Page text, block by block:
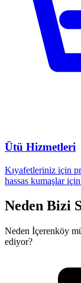
Ütü Hizmetleri
Kıyafetleriniz için
hassas kumaşlar
Neden Bizi
Neden İçerenköy
ediyor?